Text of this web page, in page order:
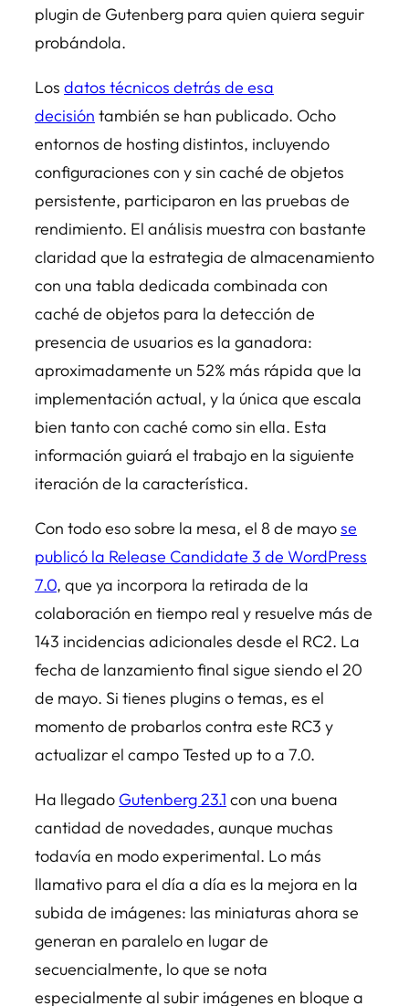
plugin de Gutenberg para quien quiera seguir
probándola.
Los datos técnicos detrás de esa
decisión también se han publicado. Ocho
entornos de hosting distintos, incluyendo
configuraciones con y sin caché de objetos
persistente, participaron en las pruebas de
rendimiento. El análisis muestra con bastante
claridad que la estrategia de almacenamiento
con una tabla dedicada combinada con
caché de objetos para la detección de
presencia de usuarios es la ganadora:
aproximadamente un 52% más rápida que la
implementación actual, y la única que escala
bien tanto con caché como sin ella. Esta
información guiará el trabajo en la siguiente
iteración de la característica.
Con todo eso sobre la mesa, el 8 de mayose
publicó la Release Candidate 3 de WordPress
7.0, que ya incorpora la retirada de la
colaboración en tiempo real y resuelve más de
143 incidencias adicionales desde el RC2. La
fecha de lanzamiento final sigue siendo el 20
de mayo. Si tienes plugins o temas, es el
momento de probarlos contra este RC3 y
actualizar el campoTested up toa 7.0.
Ha llegado Gutenberg 23.1 con una buena
cantidad de novedades, aunque muchas
todavía en modo experimental. Lo más
llamativo para el día a día es la mejora en la
subida de imágenes: las miniaturas ahora se
generan en paralelo en lugar de
secuencialmente, lo que se nota
especialmente al subir imágenes en bloque a